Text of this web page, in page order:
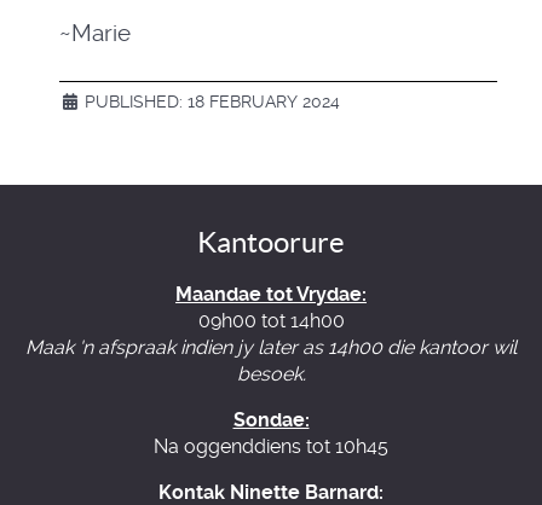
~Marie
PUBLISHED: 18 FEBRUARY 2024
Kantoorure
Maandae tot Vrydae:
09h00 tot 14h00
Maak 'n afspraak indien jy later as 14h00 die kantoor wil
besoek.
Sondae:
Na oggenddiens tot 10h45
Kontak Ninette Barnard: